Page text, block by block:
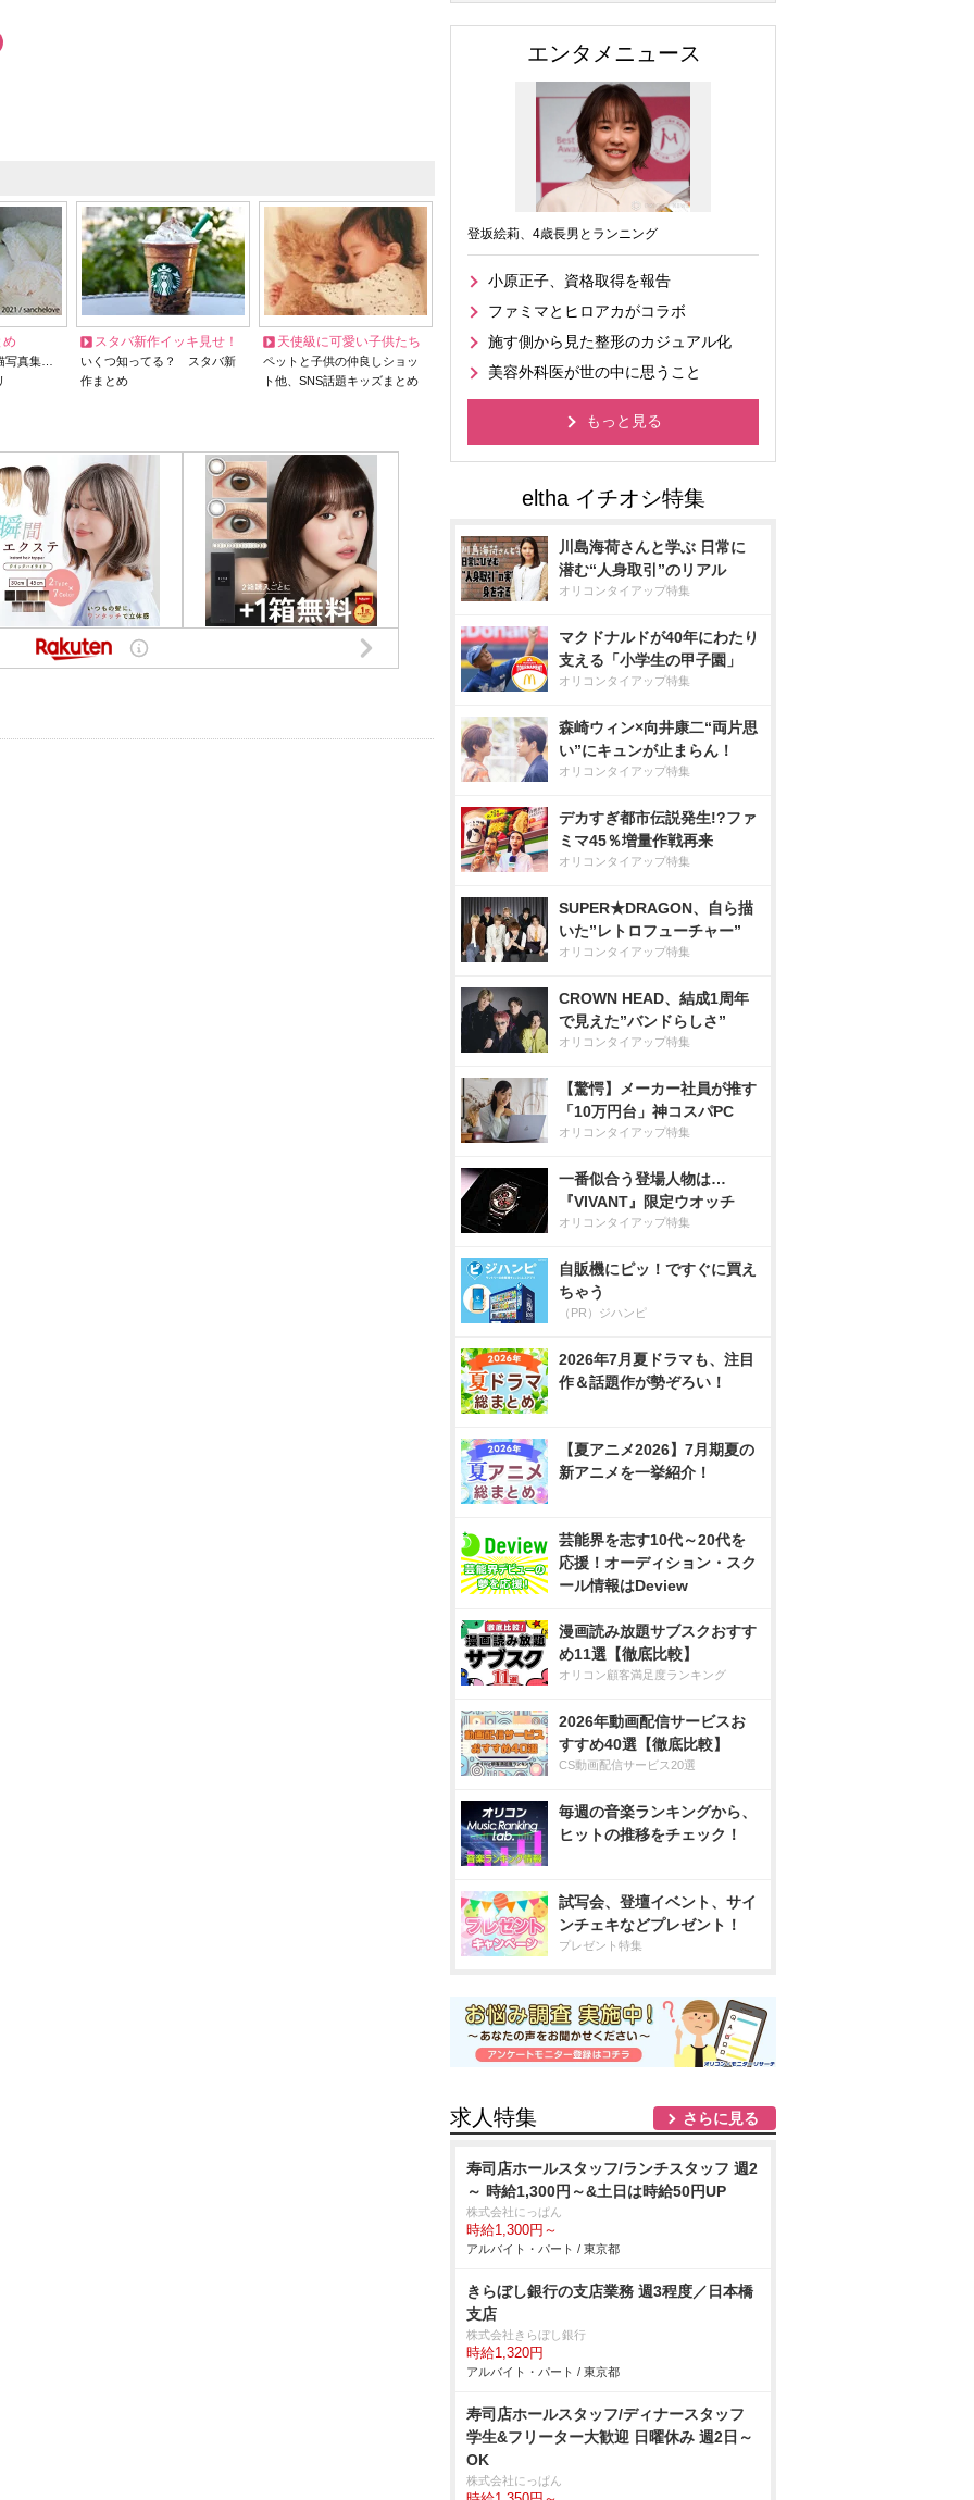
め
写真集…
スタバ新作イッキ見せ！
いくつ知ってる？ スタバ新
作まとめ
天使級に可愛い子供たち
ペットと子供の仲良しショッ
ト他、SNS話題キッズまとめ
エンタメニュース
登坂絵莉、4歳長男とランニング
小原正子、資格取得を報告
ファミマとヒロアカがコラボ
施す側から見た整形のカジュアル化
美容外科医が世の中に思うこと
もっと見る
川島海荷さんと学ぶ 日常に
潜む“人身取引”のリアル
オリコンタイアップ特集
マクドナルドが40年にわたり
支える「小学生の甲子園」
オリコンタイアップ特集
森崎ウィン×向井康二“両片思
い”にキュンが止まらん！
オリコンタイアップ特集
デカすぎ都市伝説発生!?ファ
ミマ45％増量作戦再来
オリコンタイアップ特集
SUPER★DRAGON、自ら描
いた”レトロフューチャー”
オリコンタイアップ特集
CROWN HEAD、結成1周年
で見えた”バンドらしさ”
オリコンタイアップ特集
【驚愕】メーカー社員が推す
「10万円台」神コスパPC
オリコンタイアップ特集
一番似合う登場人物は…
『VIVANT』限定ウオッチ
オリコンタイアップ特集
自販機にピッ！ですぐに買え
ちゃう
（PR）ジハンピ
2026年7月夏ドラマも、注目
作＆話題作が勢ぞろい！
【夏アニメ2026】7月期夏の
新アニメを一挙紹介！
芸能界を志す10代～20代を
応援！オーディション・スク
ール情報はDeview
漫画読み放題サブスクおすす
め11選【徹底比較】
オリコン顧客満足度ランキング
2026年動画配信サービスお
すすめ40選【徹底比較】
CS動画配信サービス20選
毎週の音楽ランキングから、
ヒットの推移をチェック！
試写会、登壇イベント、サイ
ンチェキなどプレゼント！
プレゼント特集
求人特集 さらに見る
寿司店ホールスタッフ/ランチスタッフ 週2
～ 時給1,300円～&土日は時給50円UP
株式会社にっぱん
時給1,300円～
アルバイト・パート / 東京都
きらぼし銀行の支店業務 週3程度／日本橋
支店
株式会社きらぼし銀行
時給1,320円
アルバイト・パート / 東京都
寿司店ホールスタッフ/ディナースタッフ
学生&フリーター大歓迎 日曜休み 週2日～
OK
株式会社にっぱん